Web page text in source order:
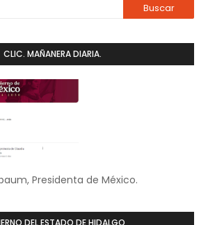
CLIC. MAÑANERA DIARIA.
Presidenta de México.
DEL ESTADO DE HIDALGO